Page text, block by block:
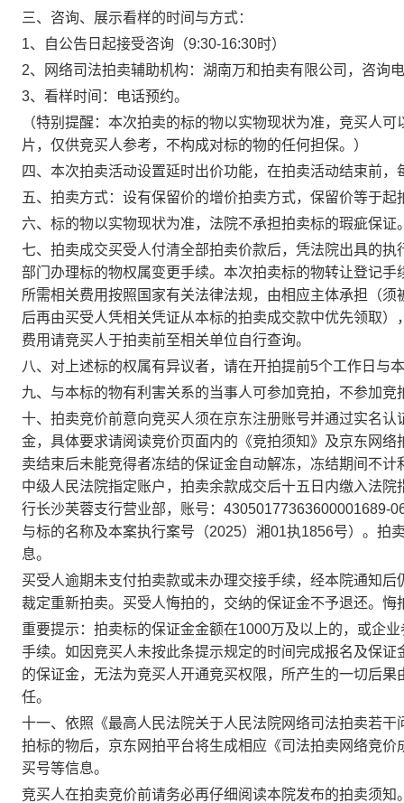
三、咨询、展示看样的时间与方式：
1、自公告日起接受咨询（9:30-16:30时）
2、网络司法拍卖辅助机构：湖南万和拍卖有限公司，咨询
3、 看样时间：电话预约。
（特别提醒：本次拍卖的标的物以实物现状为准，竞买人
片，仅供竞买人参考，不构成对标的物的任何担保。）
四、本次拍卖活动设置延时出价功能，在拍卖活动结束前
五、拍卖方式：设有保留价的增价拍卖方式，保留价等于
六、标的物以实物现状为准，法院不承担拍卖标的瑕疵保证
七、拍卖成交买受人付清全部拍卖价款后，凭法院出具的
部门办理标的物权属变更手续。 本次拍卖标的物转让登记手
所需相关费用按照国家有关法律法规，由相应主体承担
（
后再由买受人凭相关凭证从本标的拍卖成交款中优先领取）
费用请竞买人于拍卖前至相关单位自行查询。
八、对上述标的权属有异议者，请在开拍提前5个工作日与
九、与本标的物有利害关系的当事人可参加竞拍，不参加
十、拍卖竞价前意向竞买人须在京东注册账号并通过实名认
金，具体要求请阅读竞价页面内的《竞拍须知》及京东 网络
卖结束后未能竞得者冻结的保证金自动解冻，冻结期间不
中级人民法院指定账户，拍卖余款成交后十五日内缴入法院
行长沙芙蓉支行营业部，账号：43050177363600001689-
与标的名称及本案执行案号（2025）湘01执1856号）。拍
息。
买受人逾期未支付拍卖款或未办理交接手续，经本院通知
裁定重新拍卖。买受人悔拍的，交纳的保证金不予退还。
重要提示：拍卖标的保证金金额在1000万及以上的，或企
手续。如因竞买人未按此条提示规定的时间完成报名及保证
的保证金，无法为竞买人开通竞买权限，所产生的一切后
任。
十一、依照《最高人民法院关于人民法院网络司法拍卖若
拍标的物后， 京东 网拍平台将生成相应《司法拍卖网络竞
买号等信息。
竞买人在拍卖竞价前请务必再仔细阅读本院发布的拍卖须知